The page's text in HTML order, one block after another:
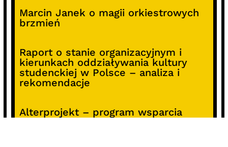
Marcin Janek o magii orkiestrowych
brzmień
Raport o stanie organizacyjnym i
kierunkach oddziaływania kultury
studenckiej w Polsce – analiza i
rekomendacje
Alterprojekt – program wsparcia